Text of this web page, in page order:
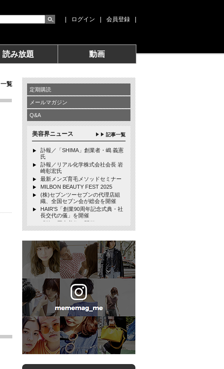
ログイン 会員登録
読み放題 動画
一覧
定期購読
メールマガジン
Q&A
美容界ニュース 記事一覧
訃報／「SHIMA」創業者・嶋 義憲
氏
訃報／リアル化学株式会社会長 岩
崎彰宏氏
最新メンズ育毛メソッドセミナー
MILBON BEAUTY FEST 2025
(株)セブンツーセブンの代理店組
織、全国セブン会が総会を開催
HAIR'S「創業90周年記念式典・社
長交代の儀」を開催
「第22回京美祭」開催、テーマは
「BEAUTY UNIVERS」学園祭
容の経営プラン11月号」P45の内容
に誤りがありました
第5回宇宙美容シンポジウム
DREAM PLUS CONTEST 2025 フ
ァイナルステージ＆スペシャルヘ
アステージ